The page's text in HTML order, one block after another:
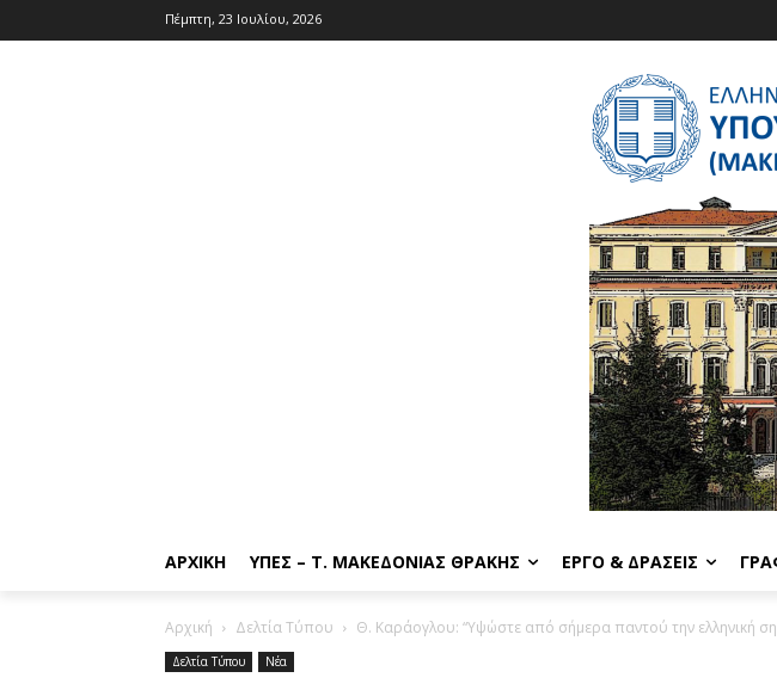
Πέμπτη, 23 Ιουλίου, 2026
ΑΡΧΙΚΉ ΥΠΕΣ – Τ. ΜΑΚΕΔΟΝΊΑΣ ΘΡΆΚΗΣ ΈΡΓΟ & ΔΡΆΣΕΙΣ
Αρχική Δελτία Τύπου Θ. Καράογλου: “Υψώστε από σήμερα παντού την ελληνική
Δελτία Τύπου Νέα